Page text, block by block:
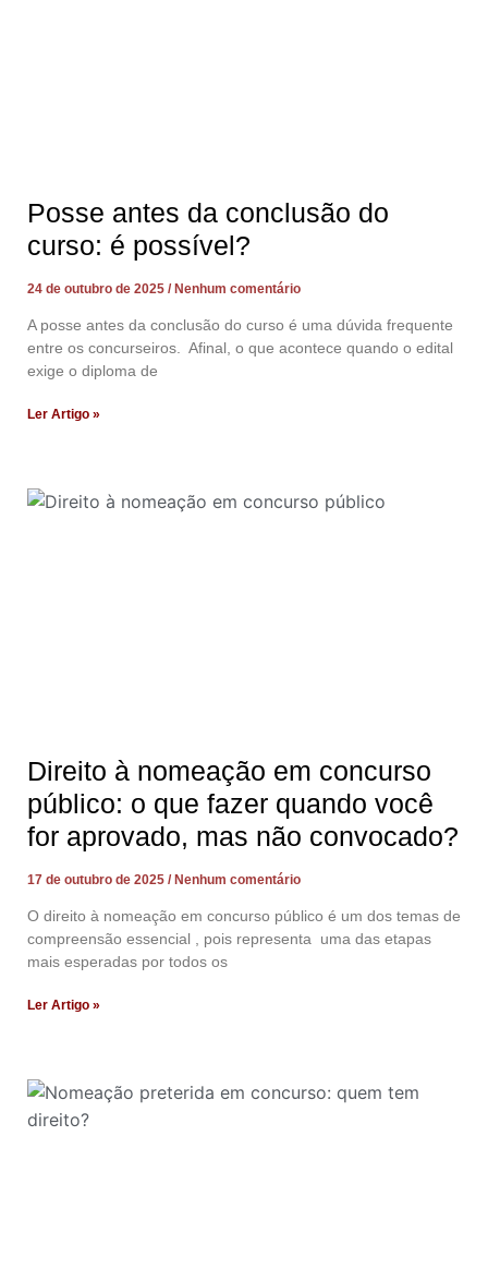
Posse antes da conclusão do
curso: é possível?
24 de outubro de 2025 Nenhum comentário
A posse antes da conclusão do curso é uma dúvida frequente
entre os concurseiros. Afinal, o que acontece quando o edital
exige o diploma de
Ler Artigo »
Direito à nomeação em concurso
público: o que fazer quando você
for aprovado, mas não convocado?
17 de outubro de 2025 Nenhum comentário
O direito à nomeação em concurso público é um dos temas de
compreensão essencial , pois representa uma das etapas
mais esperadas por todos os
Ler Artigo »